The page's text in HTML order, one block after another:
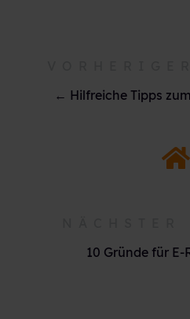
← Hilfreiche Tipps
10 Gründe für